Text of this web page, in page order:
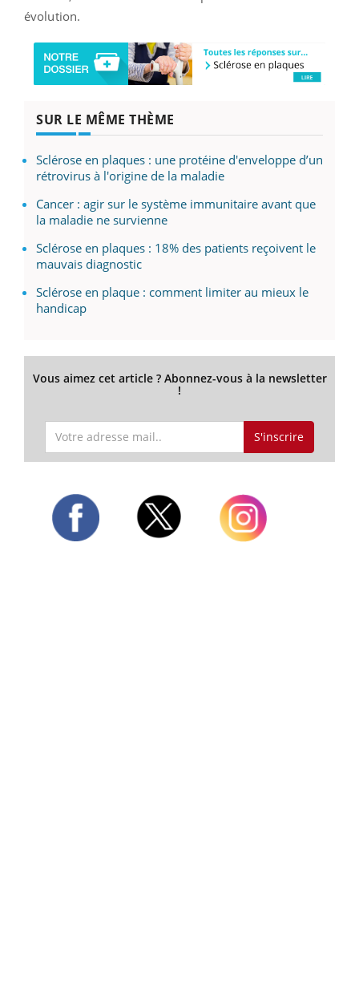
évolution.
SUR LE MÊME THÈME
Sclérose en plaques : une protéine d'enveloppe d’un
rétrovirus à l'origine de la maladie
Cancer : agir sur le système immunitaire avant que
la maladie ne survienne
Sclérose en plaques : 18% des patients reçoivent le
mauvais diagnostic
Sclérose en plaque : comment limiter au mieux le
handicap
Vous aimez cet article ? Abonnez-vous à la newsletter
!
S'inscrire